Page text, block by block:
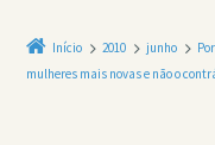
Início 2010 junho
mulheres mais novas e não o